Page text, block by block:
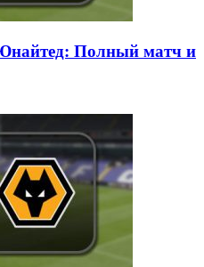
Полный матч и